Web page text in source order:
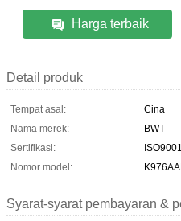
Harga terbaik
Detail produk
Tempat asal:
Cina
Nama merek:
BWT
Sertifikasi:
ISO9001
Nomor model:
Syarat-syarat pembayaran &